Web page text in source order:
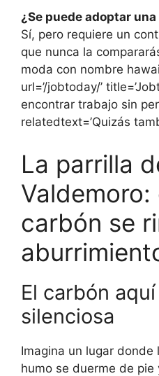
¿Se puede adoptar
Sí, pero requiere un
que nunca la
moda con nombre
url=’/jobtoday/’
encontrar trabajo sin
relatedtext=’Quizás
La parrilla
carbón se
El carbón
silenciosa
Imagina un lugar
humo se duerme de